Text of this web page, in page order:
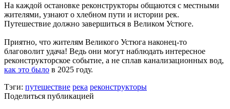
На каждой остановке реконструкторы общаются с местными
жителями, узнают о хлебном пути и истории рек.
Путешествие должно завершиться в Великом Устюге.
Приятно, что жителям Великого Устюга наконец-то
благоволит удача! Ведь они могут наблюдать интересное
реконструкторское событие, а не сплав канализационных вод,
как это было в 2025 году.
Тэги: путешествие река реконструкторы
Поделиться публикацией